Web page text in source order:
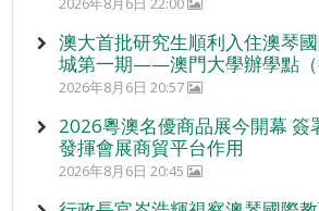
澳大首批研究生順利入住澳琴國
城第一期——澳門大學辦學點（
2026年8月6日 20:57
2026粵澳名優商品展今開幕 簽
發揮會展商貿平台作用
2026年8月6日 20:45